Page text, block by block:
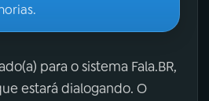
para o sistema Fala.BR,
estará dialogando. O